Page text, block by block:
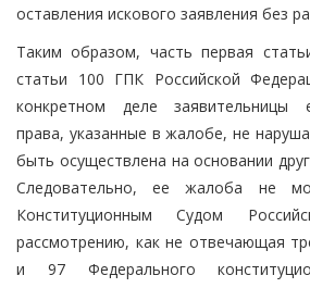
оставления искового заявления без
Таким образом, часть первая
статьи 100 ГПК Российской
конкретном деле заявительницы
права, указанные в жалобе, не
быть осуществлена на основании
Следовательно, ее жалоба не
Конституционным Судом
рассмотрению, как не отвечающая
и 97 Федерального